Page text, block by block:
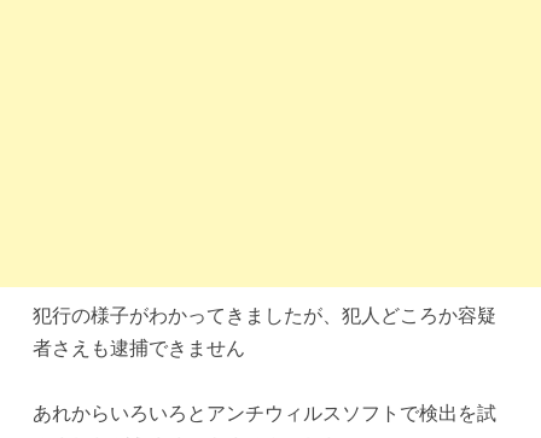
犯行の様子がわかってきましたが、犯人どころか容疑
者さえも逮捕できません
あれからいろいろとアンチウィルスソフトで検出を試